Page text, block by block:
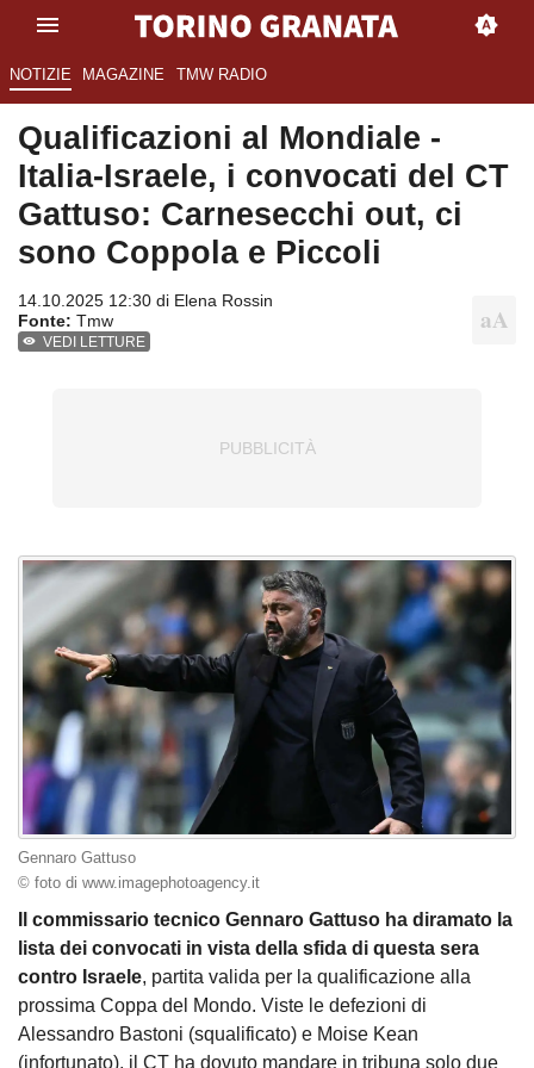
NOTIZIE MAGAZINE TMW RADIO
Qualificazioni al Mondiale -
Italia-Israele, i convocati del CT
Gattuso: Carnesecchi out, ci
sono Coppola e Piccoli
14.10.2025 12:30 di Elena Rossin
Fonte: Tmw
VEDI LETTURE
Gennaro Gattuso
© foto di www.imagephotoagency.it
Il commissario tecnico Gennaro Gattuso ha diramato la
lista dei convocati in vista della sfida di questa sera
contro Israele, partita valida per la qualificazione alla
prossima Coppa del Mondo. Viste le defezioni di
Alessandro Bastoni (squalificato) e Moise Kean
(infortunato), il CT ha dovuto mandare in tribuna solo due